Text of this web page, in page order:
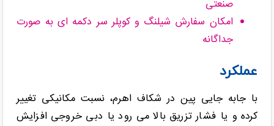
صنعتی
امکان سفارش شیلنگ و کوپلر سر دکمه ای به صورت
جداگانه
عملکرد
با جابه جایی پین در شکاف اهرم، نسبت مکانیکی تغییر
کرده و یا فشار تزریق بالا می رود یا دبی خروجی افزایش